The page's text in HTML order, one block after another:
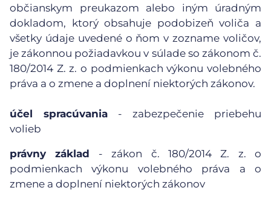
občianskym preukazom alebo iným úradným
dokladom, ktorý obsahuje podobizeň voliča a
všetky údaje uvedené o ňom v zozname voličov,
je zákonnou požiadavkou v súlade so zákonom č.
180/2014 Z. z. o podmienkach výkonu volebného
práva a o zmene a doplnení niektorých zákonov.
účel spracúvania - zabezpečenie priebehu
volieb
právny základ - zákon č. 180/2014 Z. z. o
podmienkach výkonu volebného práva a o
zmene a doplnení niektorých zákonov